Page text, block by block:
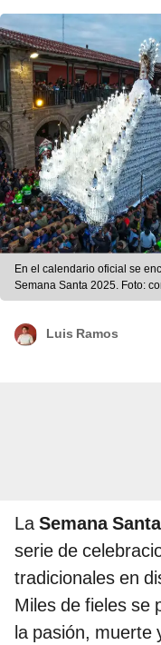
En el calendario oficial se
Semana Santa 2025. Foto:
Luis Ramos
LaSemana
serie de
tradicionales en
Miles de fieles se
la pasión, muerte